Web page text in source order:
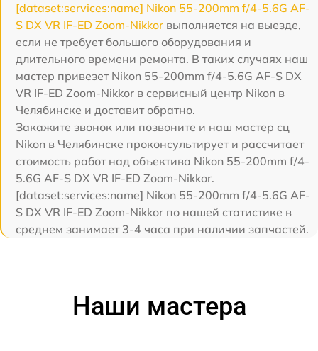
[dataset:services:name] Nikon 55-200mm f/4-5.6G AF-
S DX VR IF-ED Zoom-Nikkor выполняется на выезде,
если не требует большого оборудования и
длительного времени ремонта. В таких случаях наш
мастер привезет Nikon 55-200mm f/4-5.6G AF-S DX
VR IF-ED Zoom-Nikkor в сервисный центр Nikon в
Челябинске и доставит обратно.
Закажите звонок или позвоните и наш мастер сц
Nikon в Челябинске проконсультирует и рассчитает
стоимость работ над объектива Nikon 55-200mm f/4-
5.6G AF-S DX VR IF-ED Zoom-Nikkor.
[dataset:services:name] Nikon 55-200mm f/4-5.6G AF-
S DX VR IF-ED Zoom-Nikkor по нашей статистике в
среднем занимает 3-4 часа при наличии запчастей.
Наши мастера